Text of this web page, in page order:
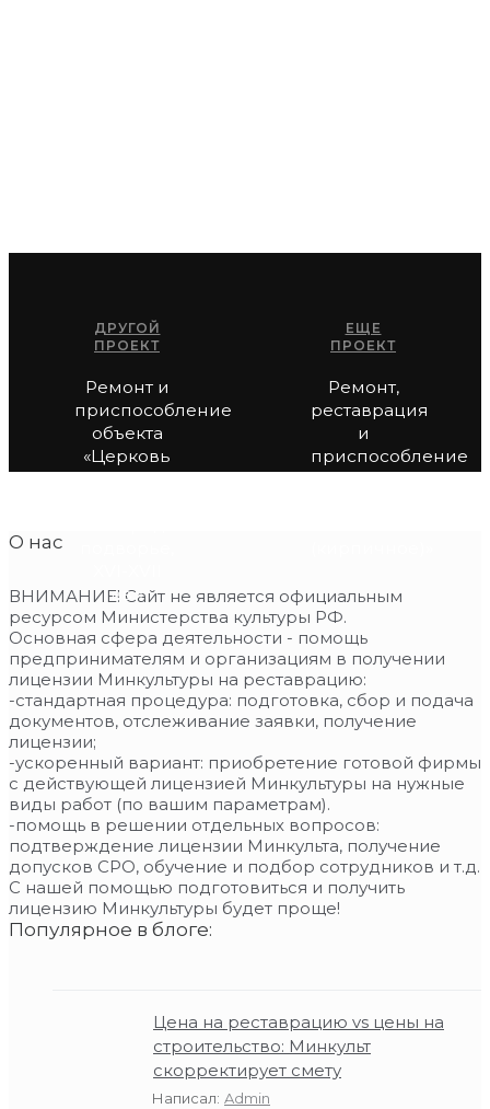
ДРУГОЙ
ПРОЕКТ
Ремонт и
приспособление
объекта
«Церковь
Ильи
вв.»
ЕЩЕ
ПРОЕКТ
Ремонт,
реставрация
и
приспособление
здания
О нас
ВНИМАНИЕ! Сайт не является официальным
ресурсом Министерства культуры РФ.
Основная сфера деятельности - помощь
предпринимателям и организациям в получении
лицензии Минкультуры на реставрацию:
-стандартная процедура: подготовка, сбор и подача
документов, отслеживание заявки, получение
лицензии;
-ускоренный вариант: приобретение готовой фирмы
с действующей лицензией Минкультуры на нужные
виды работ (по вашим параметрам).
-помощь в решении отдельных вопросов:
подтверждение лицензии Минкульта, получение
допусков СРО, обучение и подбор сотрудников и т.д.
С нашей помощью подготовиться и получить
лицензию Минкультуры будет проще!
Популярное в блоге:
Цена на реставрацию vs цены на
строительство: Минкульт
скорректирует смету
Написал: Admin